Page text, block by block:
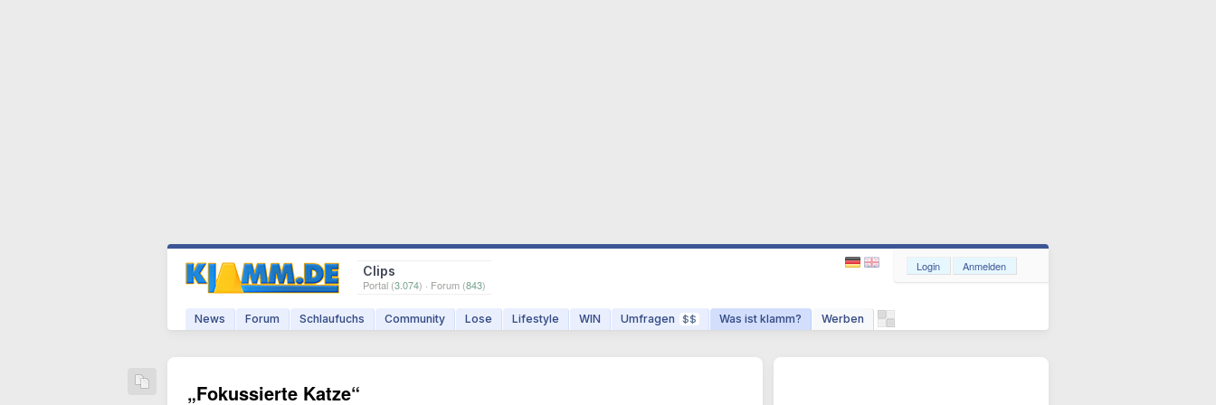
Clips
Portal (3.074) · Forum (843)
News Forum Schlaufuchs Community Lose Lifestyle WIN Umfragen $$ Was ist klamm? Werben
Login Anmelden
„Fokussierte Katze“